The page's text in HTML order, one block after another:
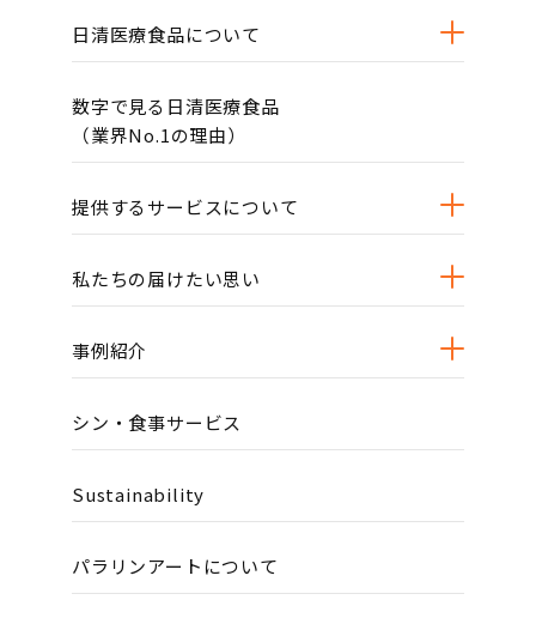
日清医療食品について
数字で見る日清医療食品
（業界No.1の理由）
提供するサービスについて
私たちの届けたい思い
事例紹介
シン・食事サービス
Sustainability
パラリンアートについて